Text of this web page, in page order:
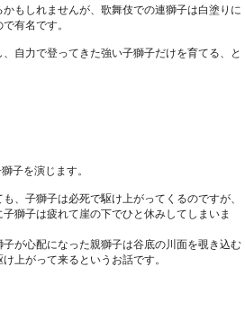
もしれませんが、歌舞伎での連獅子は白塗りに
有名です。
自力で登ってきた強い子獅子だけを育てる、と
子を演じます。
、子獅子は必死で駆け上がってくるのですが、
獅子は疲れて崖の下でひと休みしてしまいま
が心配になった親獅子は谷底の川面を覗き込む
上がって来るというお話です。